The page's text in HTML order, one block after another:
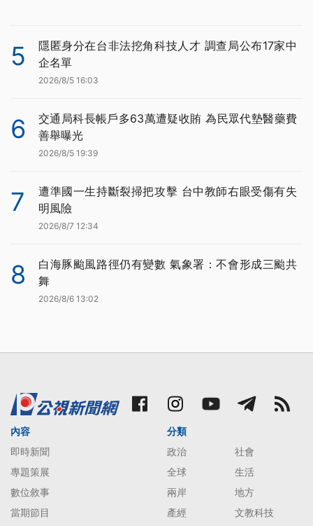
5
隱匿身分在台非法挖角科技人才 調查局公布17家中
企名單
2026/8/5 16:03
6
交通局科長帳戶多63萬遭疑收賄 為民眾代墊醫藥費
善舉曝光
2026/8/5 19:39
7
遭準國一生持斷裂掃把攻擊 台中教師右眼受傷有失
明風險
2026/8/7 12:34
8
白海豚颱風路徑仍有變數 氣象署：不會形成三颱共
舞
2026/8/6 13:02
內容
即時新聞
專題策展
數位敘事
當期節目
分類
政治
社會
全球
生活
兩岸
地方
產經
文教科技